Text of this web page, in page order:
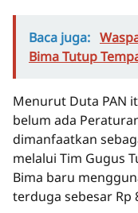
Baca juga:
Bima Tutup
Menurut Duta PAN
belum ada
dimanfaatkan
melalui Tim Gugus
Bima baru
terduga sebesar Rp